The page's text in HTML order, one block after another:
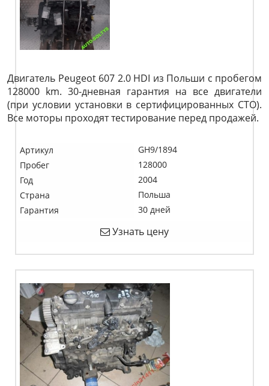
Двигатель Peugeot 607 2.0 HDI из Польши с пробегом
128000 km. 30-дневная гарантия на все двигатели
(при условии установки в сертифицированных СТО).
Все моторы проходят тестирование перед продажей.
Артикул
GH9/1894
Пробег
128000
Год
2004
Страна
Польша
Гарантия
30 дней
Узнать цену